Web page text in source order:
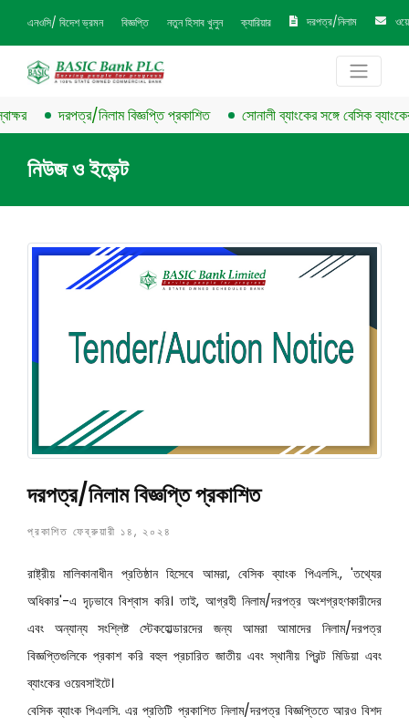
এনওসি/ বিদেশ ভ্রমন বিজ্ঞপ্তি নতুন হিসাব খুলুন ক্যারিয়ার দরপত্র/নিলাম
দরপত্র/নিলাম বিজ্ঞপ্তি প্রকাশিত সোনালী ব্যাংকের সঙ্গে বেসিক ব্যাংকের
নিউজ ও ইভেন্ট
দরপত্র/নিলাম বিজ্ঞপ্তি প্রকাশিত
প্রকাশিত ফেব্রুয়ারী ১৪, ২০২৪
রাষ্ট্রীয় মালিকানাধীন প্রতিষ্ঠান হিসেবে আমরা, বেসিক ব্যাংক পিএলসি., 'তথ্যের
অধিকার'-এ দৃঢ়ভাবে বিশ্বাস করি। তাই, আগ্রহী নিলাম/দরপত্র অংশগ্রহণকারীদের
এবং অন্যান্য সংশ্লিষ্ট স্টেকহোল্ডারদের জন্য আমরা আমাদের নিলাম/দরপত্র
বিজ্ঞপ্তিগুলিকে প্রকাশ করি বহুল প্রচারিত জাতীয় এবং স্থানীয় প্রিন্ট মিডিয়া এবং
ব্যাংকের ওয়েবসাইটে।
বেসিক ব্যাংক পিএলসি. এর প্রতিটি প্রকাশিত নিলাম/দরপত্র বিজ্ঞপ্তিতে আরও বিশদ